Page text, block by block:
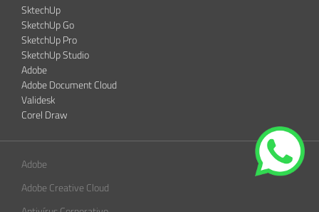
SktechUp
SketchUp Go
SketchUp Pro
SketchUp Studio
Adobe
Adobe Document Cloud
Validesk
Corel Draw
Adobe
Adobe Creative Cloud